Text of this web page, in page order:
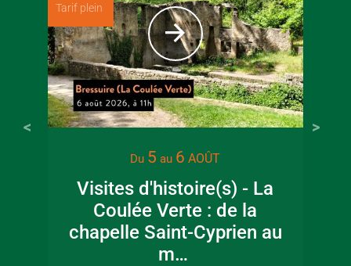
Tarif plein
Du 5 au 6 AOÛT
Visites d'histoire(s) - La
Coulée Verte : de la
chapelle Saint-Cyprien au
m…